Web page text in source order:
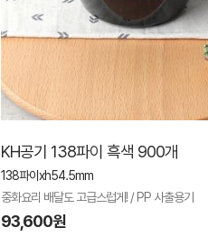
KH공기 138파이 흑색 900개
138파이xh54.5mm
중화요리 배달도 고급스럽게! / PP 사출용기
93,600원